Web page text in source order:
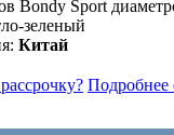
Bondy Sport
зеленый
Китай
Подробнее